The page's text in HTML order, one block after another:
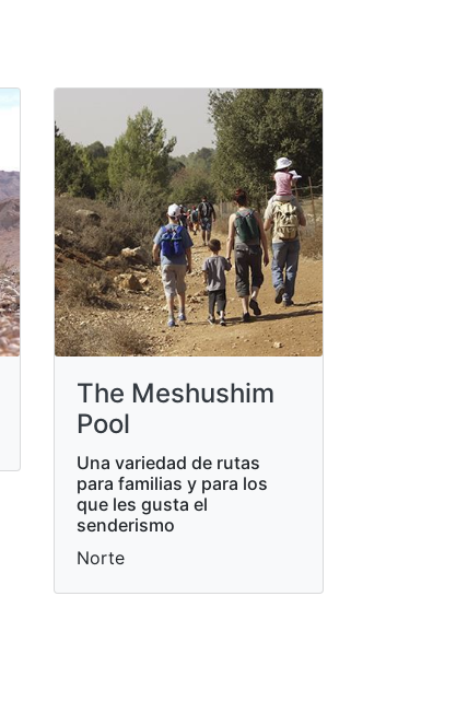
The Meshushim
Pool
Una variedad de rutas
para familias y para los
que les gusta el
senderismo
Norte